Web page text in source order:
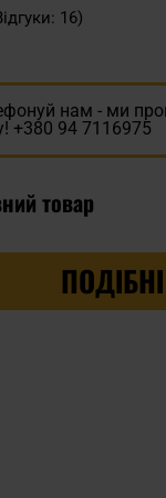
16)
нам - ми
+380 94 7116975
товар